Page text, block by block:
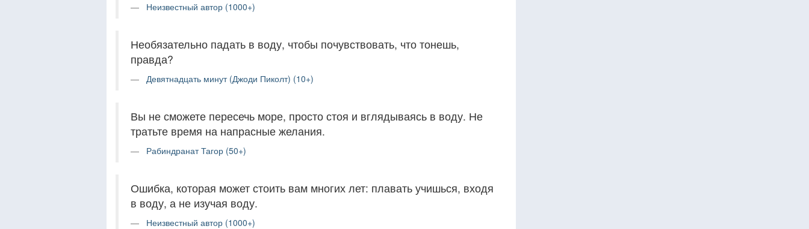
Неизвестный автор (1000+)
Необязательно падать в воду, чтобы почувствовать, что тонешь,
правда?
Девятнадцать минут (Джоди Пиколт) (10+)
Вы не сможете пересечь море, просто стоя и вглядываясь в воду. Не
тратьте время на напрасные желания.
Рабиндранат Тагор (50+)
Ошибка, которая может стоить вам многих лет: плавать учишься, входя
в воду, а не изучая воду.
Неизвестный автор (1000+)